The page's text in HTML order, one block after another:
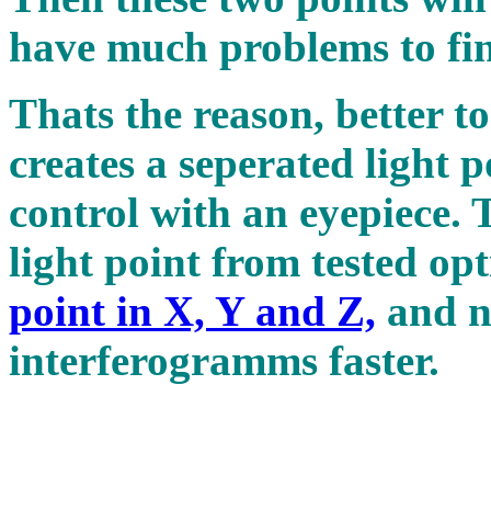
have much problems to
Thats the reason, better
creates a seperated light
control with an eyepiece.
light point from tested
point in X, Y and Z, and
interferogramms